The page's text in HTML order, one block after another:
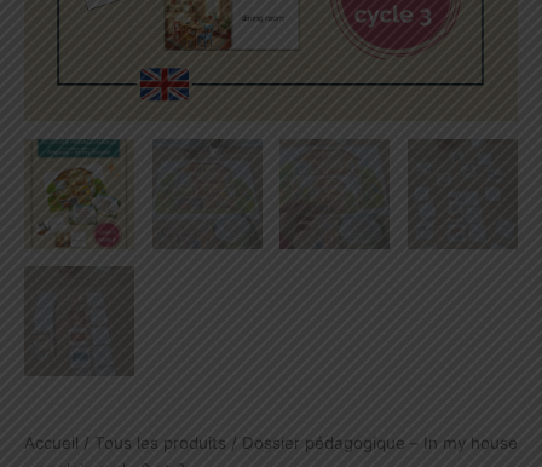
Accueil / Tous les produits / Dossier pédagogique – In my house